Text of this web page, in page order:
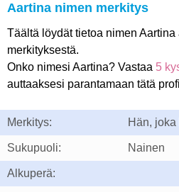
Aartina nimen merkitys
Täältä löydät tietoa nimen Aartina
merkityksestä.
Onko nimesi Aartina? Vastaa 5
auttaaksesi parantamaan tätä
Merkitys: Hän,
Sukupuoli: Nainen
Alkuperä: